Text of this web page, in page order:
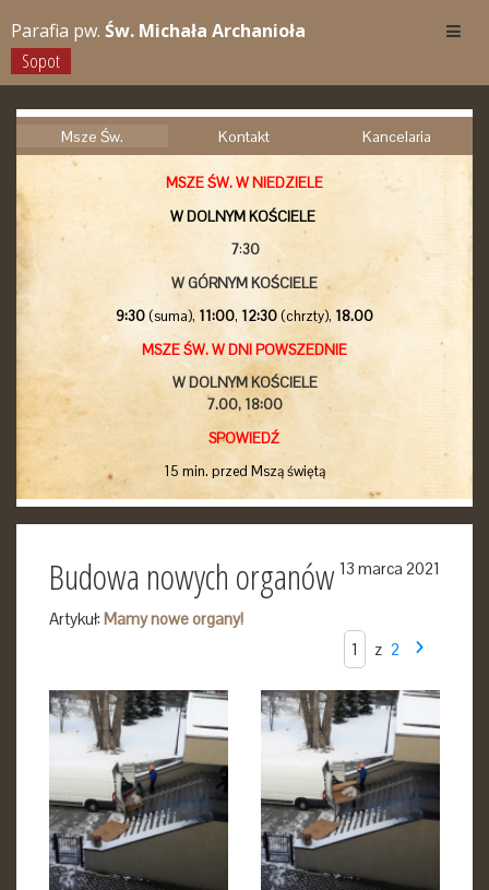
Parafia pw. Św. Michała Archanioła
Sopot
Msze Św. Kontakt Kancelaria
MSZE ŚW. W NIEDZIELE
W DOLNYM KOŚCIELE
7:30
W GÓRNYM KOŚCIELE
9:30(suma), 11:00, 12:30(chrzty), 18.00
MSZE ŚW. W DNI POWSZEDNIE
W DOLNYM KOŚCIELE
7.00, 18:00
SPOWIEDŹ
15 min. przed Mszą świętą
13 marca 2021
Budowa nowych organów
z 2
Artykuł: Mamy nowe organy!